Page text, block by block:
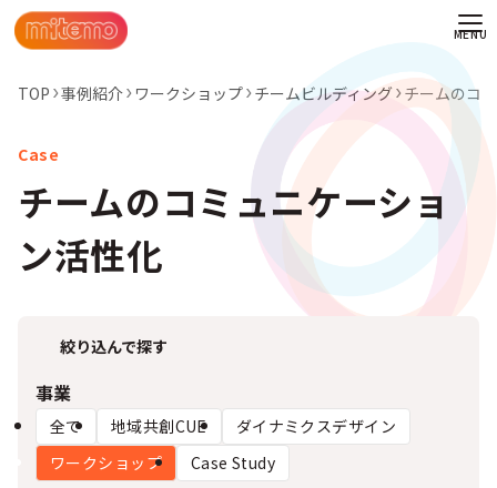
TOP 事例紹介 ワークショップ チームビルディング チームのコ
チームのコミュニケーショ
ン活性化
絞り込んで探す
事業
全て 地域共創CUE
ダイナミクスデザイン
ワークショップ
Case Study